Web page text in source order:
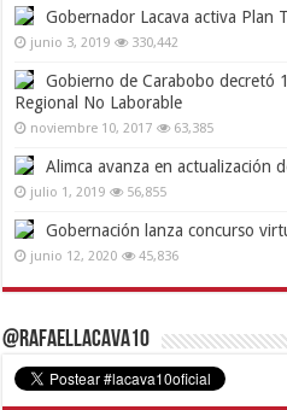
Gobernador Lacava activa Plan
junio 3, 2019 330,442
Gobierno de Carabobo decretó
Regional No Laborable
noviembre 10, 2017 63,385
Alimca avanza en actualización
julio 1, 2019 56,855
Gobernación lanza concurso
junio 12, 2020 45,836
@RafaelLacava10